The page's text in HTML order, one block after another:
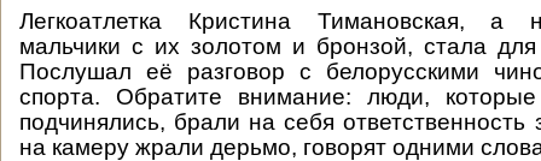
Легкоатлетка Кристина Тимановская, а
мальчики с их золотом и бронзой, стала
Послушал её разговор с белорусскими
спорта. Обратите внимание: люди,
подчинялись, брали на себя
на камеру жрали дерьмо, говорят одними